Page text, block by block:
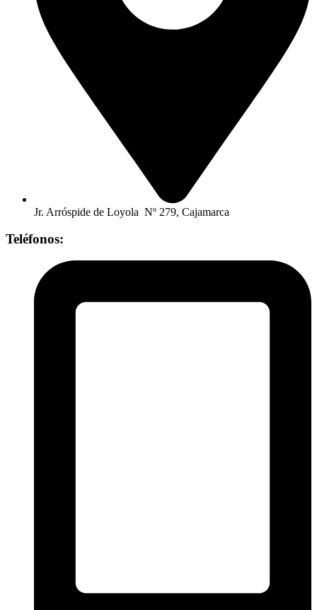
Jr. Arróspide de Loyola Nº 279, Cajamarca
Teléfonos: